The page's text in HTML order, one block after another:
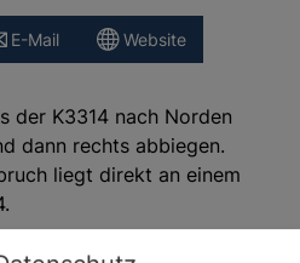
E-Mail Website
der K3314 nach Norden
dann rechts abbiegen.
liegt direkt an einem